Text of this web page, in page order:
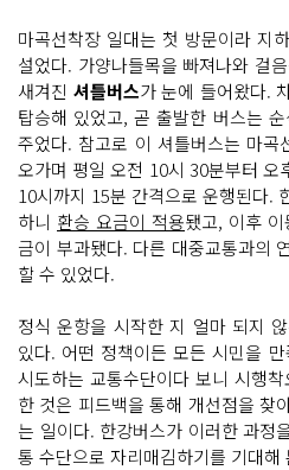
마곡선착장 일대는 첫 방문이라 지
설었다. 가양나들목을 빠져나와 걸
새겨진 셔틀버스가 눈에 들어왔다.
탑승해 있었고, 곧 출발한 버스는
주었다. 참고로 이 셔틀버스는 마곡
오가며 평일 오전 10시 30분부터
10시까지 15분 간격으로 운행된다.
하니 환승 요금이 적용됐고, 이후
금이 부과됐다. 다른 대중교통과의
할 수 있었다.
정식 운항을 시작한 지 얼마 되지
있다. 어떤 정책이든 모든 시민을
시도하는 교통수단이다 보니 시행
한 것은 피드백을 통해 개선점을 찾
는 일이다. 한강버스가 이러한 과정
통 수단으로 자리매김하기를 기대해